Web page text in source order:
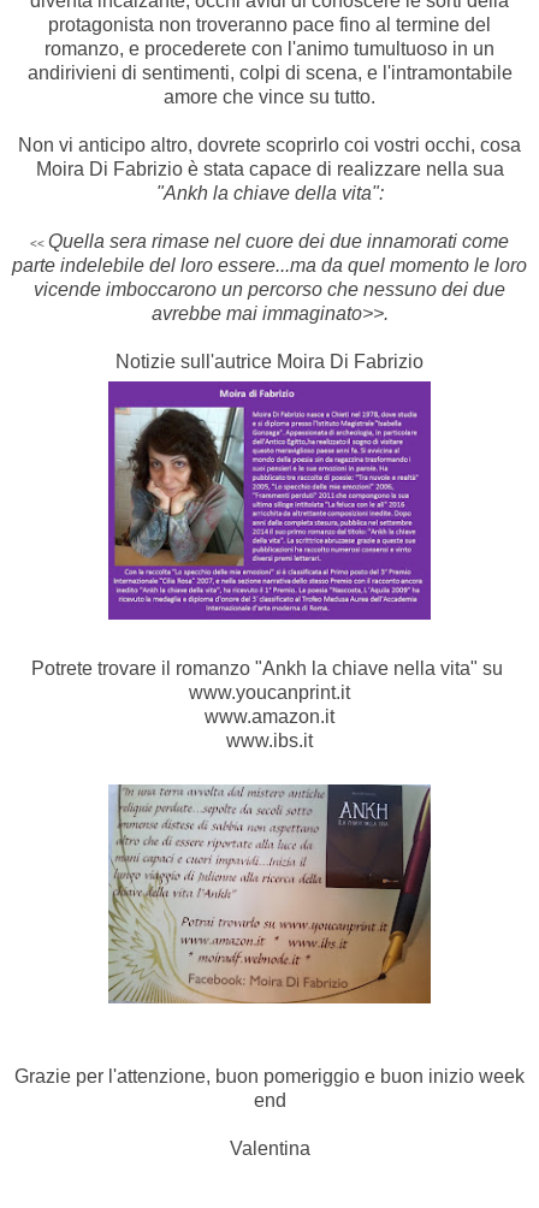
protagonista non troveranno pace fino al termine del
romanzo, e procederete con l'animo tumultuoso in un
andirivieni di sentimenti, colpi di scena, e l'intramontabile
amore che vince su tutto.
Non vi anticipo altro, dovrete scoprirlo coi vostri occhi, cosa
Moira Di Fabrizio è stata capace di realizzare nella sua
"Ankh la chiave della vita":
<< Quella sera rimase nel cuore dei due innamorati come
parte indelebile del loro essere...ma da quel momento le loro
vicende imboccarono un percorso che nessuno dei due
avrebbe mai immaginato>>.
Notizie sull'autrice Moira Di Fabrizio
Potrete trovare il romanzo "Ankh la chiave nella vita" su
www.youcanprint.it
www.amazon.it
www.ibs.it
Grazie per l'attenzione, buon pomeriggio e buon inizio week
end
Valentina